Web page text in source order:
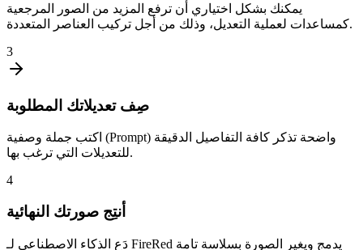
يمكنك بشكل اختياري أن ترفع المزيد من الصور المرجعية
كمساعدات لعملية التعديل، وذلك من أجل تركيب العناصر المتعددة.
3
صِف تعديلاتك المطلوبة
اكتب جملة وصفية (Prompt) واضحة تذكر كافة التفاصيل الدقيقة
للتعديلات التي ترغب بها.
4
أنتِج صورتك النهائية
دَع الذكاء الاصطناعي لـ FireRed يدمج ويغير الصورة بسلاسة تامة